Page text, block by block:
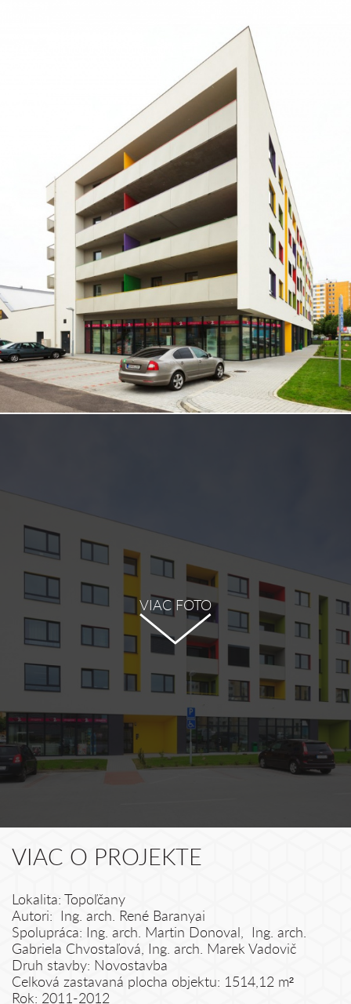
VIAC FOTO
VIAC O PROJEKTE
Lokalita: Topoľčany
Autori: Ing. arch. René Baranyai
Spolupráca: Ing. arch. Martin Donoval, Ing. arch.
Gabriela Chvostaľová, Ing. arch. Marek Vadovič
Druh stavby: Novostavba
Celková zastavaná plocha objektu: 1514,12 m²
Rok: 2011-2012